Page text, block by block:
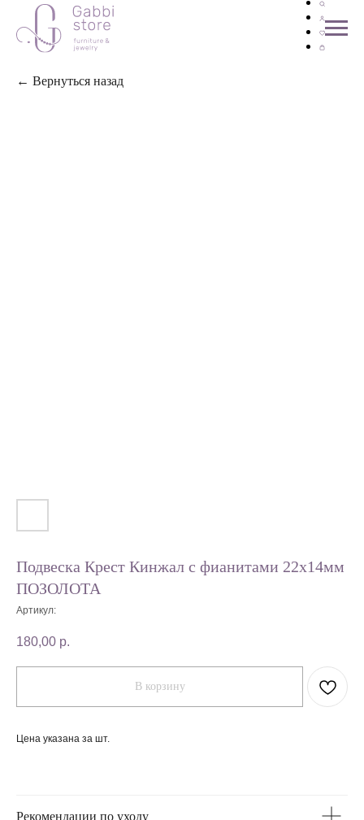
← Вернуться назад
Подвеска Крест Кинжал с фианитами 22х14мм
ПОЗОЛОТА
Артикул:
180,00 р.
В корзину
Цена указана за шт.
Рекомендации по уходу